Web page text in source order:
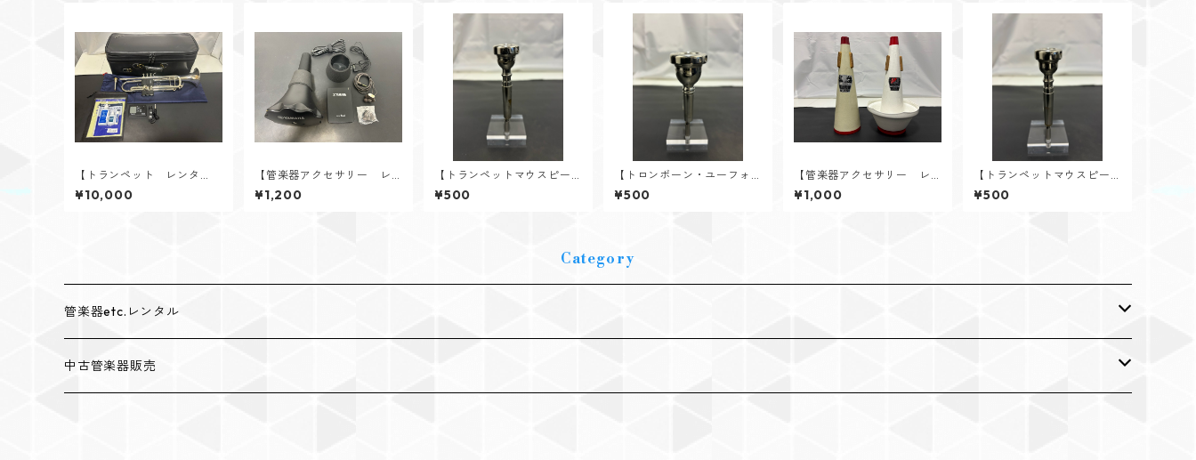
【トランペット レンタ
ル】YAMAHA（ヤマハ） Y
TR-8335S Xeno 現行モデル
¥10,000
【管楽器アクセサリー レ
ンタル】YAMAHA（ヤマ
ハ） トロンボーン用サイ
¥1,200
【トランペットマウスピー
ス レンタル】V.Bach（バ
ック） 5C 旧刻印(ディープ
¥500
【トロンボーン・ユーフォ
ニアムマウスピース レン
タル】V.Bach（バック） 5
¥500
【管楽器アクセサリー レ
ンタル】NEW STONE LINE
D（ニューストンライン）
¥1,000
【トランペットマウスピー
ス レンタル】V.Bach（バ
ック） 3C ラージレター
¥500
Category
管楽器etc.レンタル
レンタルトランペット
中古管楽器販売